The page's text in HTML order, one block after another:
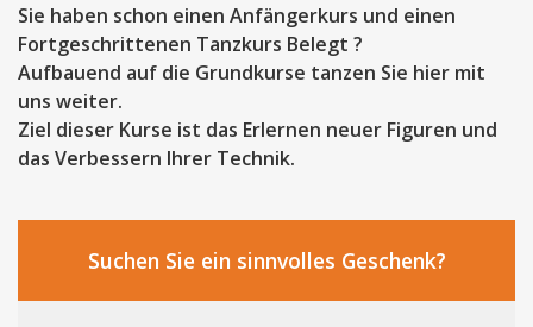
Sie haben schon einen Anfängerkurs und einen
Fortgeschrittenen Tanzkurs Belegt ?
Aufbauend auf die Grundkurse tanzen Sie hier mit
uns weiter.
Ziel dieser Kurse ist das Erlernen neuer Figuren und
das Verbessern Ihrer Technik.
Suchen Sie ein sinnvolles Geschenk?